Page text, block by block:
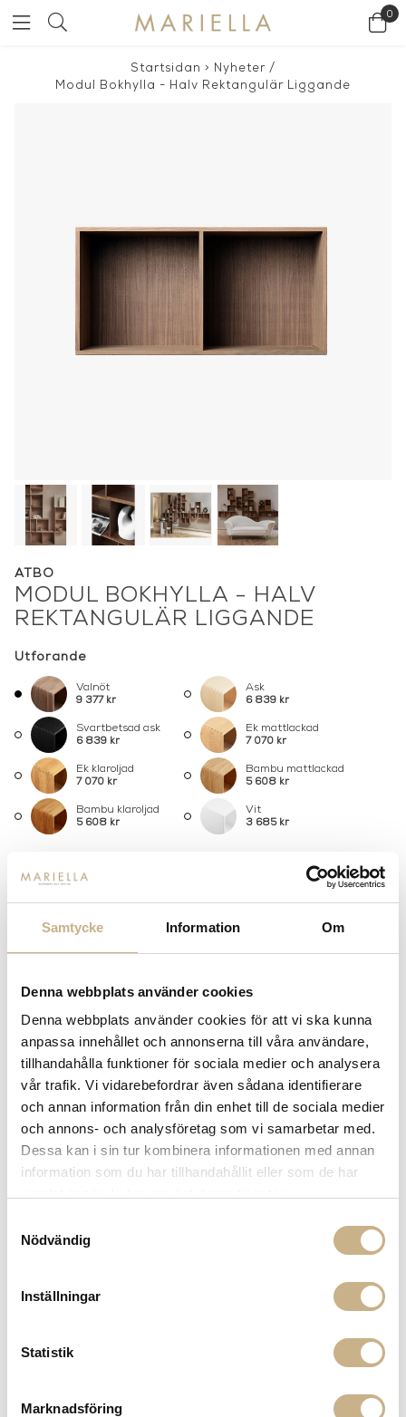
Samtycke Information Om
Denna webbplats använder cookies
Denna webbplats använder cookies för att vi ska kunna
anpassa innehållet och annonserna till våra användare,
tillhandahålla funktioner för sociala medier och analysera
vår trafik. Vi vidarebefordrar även sådana identifierare
och annan information från din enhet till de sociala medier
och annons- och analysföretag som vi samarbetar med.
Dessa kan i sin tur kombinera informationen med annan
information som du har tillhandahållit eller som de har
Nödvändig
Inställningar
Statistik
Marknadsföring
0
Startsidan > Nyheter /
Modul Bokhylla - Halv Rektangulär Liggande
ATBO
MODUL BOKHYLLA - HALV
REKTANGULÄR LIGGANDE
Utförande
Valnöt
9 377 kr
Ask
6 839 kr
Svartbetsad ask
6 839 kr
Ek mattlackad
7 070 kr
Ek klaroljad
7 070 kr
Bambu mattlackad
5 608 kr
Bambu klaroljad
5 608 kr
Vit
3 685 kr
34.5cm
(+ 693 kr)
Lagerstatus: Beställningsvara
nyhetsbrev
Fri frakt på mindra varor vid köp över 1000:-
900:- i frakt vid köp av större möbler
Hämta i butik
FRÅGA OSS OM PRODUKTEN
SPECIFIKATIONER